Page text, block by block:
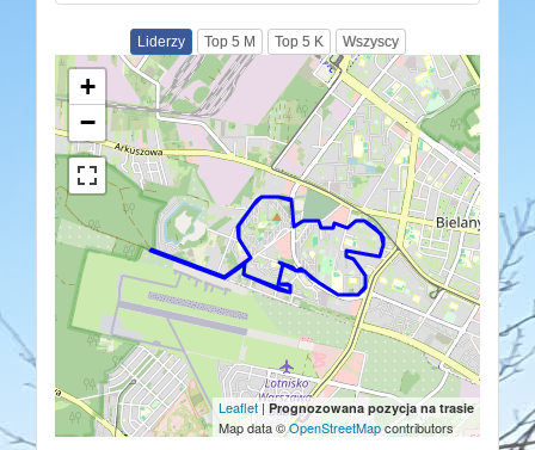
Liderzy Top 5 M Top 5 K Wszyscy
+
−
Leaflet| Prognozowana pozycja na trasie
Map data ©OpenStreetMapcontributors